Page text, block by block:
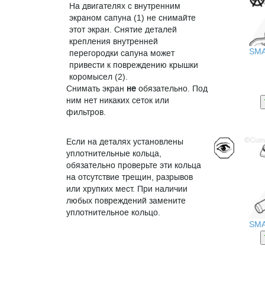
На двигателях с внутренним
экраном сапуна (1) не снимайте
этот экран. Снятие деталей
крепления внутренней
перегородки сапуна может
привести к повреждению крышки
коромысел (2).
Снимать экран не обязательно. Под
ним нет никаких сеток или
фильтров.
Если на деталях установлены
уплотнительные кольца,
обязательно проверьте эти кольца
на отсутствие трещин, разрывов
или хрупких мест. При наличии
любых повреждений замените
уплотнительное кольцо.